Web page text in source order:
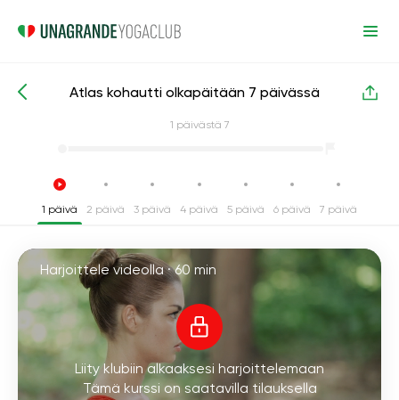
Intensiiviset joogakurssit Olkapäät
Atlas kohautti olkapäitään 7 päivässä
1 päivästä 7
1 päivä 2 päivä 3 päivä 4 päivä 5 päivä 6 päivä 7 päivä
Harjoittele videolla ·60 min
Liity klubiin alkaaksesi harjoittelemaan
Tämä kurssi on saatavilla tilauksella